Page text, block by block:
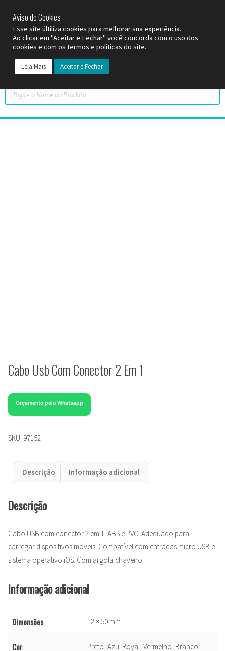
Cabo Usb Com Conector 2 Em 1
Orçamento pelo Whatsapp
SKU: 97152
Descrição Informação adicional
Descrição
Cabo USB com conector 2 em 1. ABS e PVC. Adequado para
carregar dispositivos móveis. Compatível com entradas micro USB e
sistema operativo iOS. Com argola chaveiro.
Informação adicional
Dimensões 12 × 50 mm
Cor Preto, Azul Royal, Vermelho, Branco
Aviso de Cookies
Esse site últiliza cookies para melhorar sua experiência.
Ao clicar em "Aceitar e Fechar" você concorda com o uso dos
cookies e com os termos e políticas do site.
Leia Mais Aceitar e Fechar